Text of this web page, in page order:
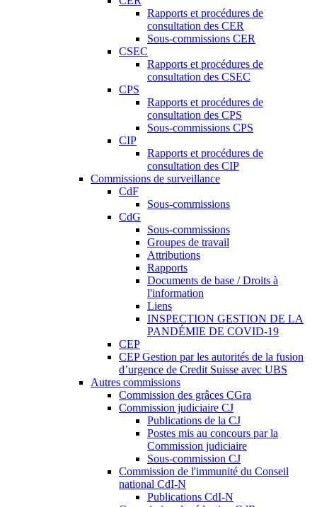
Rapports et procédures de
consultation des CER
Sous-commissions CER
CSEC
Rapports et procédures de
consultation des CSEC
CPS
Rapports et procédures de
consultation des CPS
Sous-commissions CPS
CIP
Rapports et procédures de
consultation des CIP
Commissions de surveillance
CdF
Sous-commissions
CdG
Sous-commissions
Groupes de travail
Attributions
Rapports
Documents de base / Droits à
l'information
Liens
INSPECTION GESTION DE LA
PANDÉMIE DE COVID-19
CEP
CEP Gestion par les autorités de la fusion
d’urgence de Credit Suisse avec UBS
Autres commissions
Commission des grâces CGra
Commission judiciaire CJ
Publications de la CJ
Postes mis au concours par la
Commission judiciaire
Sous-commission CJ
Commission de l'immunité du Conseil
national CdI-N
Publications CdI-N